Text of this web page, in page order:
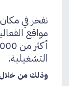
نفخر في
مواقع
التشغيلية.
وذلك من